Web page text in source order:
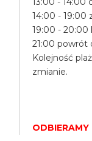
14:00 - 19:00
19:00 - 20:00
21:00 powrót
Kolejność
zmianie.
ODBIERAMY